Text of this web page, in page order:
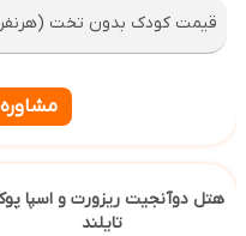
قیمت کودک بدون تخت (هرنفر)
مشاوره
هتل دوآنجیت ریزورت و اسپا
تایلند